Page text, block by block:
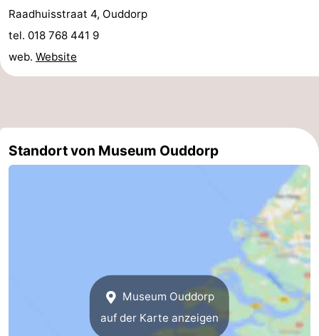
-
Schwimmbader
-
Radfahren
-
Golfplatze
-
Veranstaltungen
Raadhuisstraat 4, Ouddorp
tel. 018 768 441 9
web. Website
Standort von Museum Ouddorp
Museum Ouddorp
auf der Karte anzeigen